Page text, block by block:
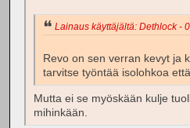
Lainaus käyttäjältä: Dethlock -
Revo on sen verran kevyt ja
tarvitse työntää isolohkoa
Mutta ei se myöskään kulje
mihinkään.